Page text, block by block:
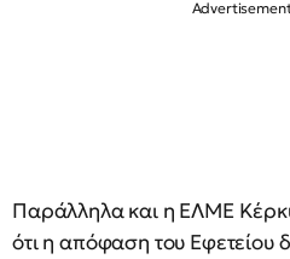
Παράλληλα και η ΕΛΜΕ
ότι η απόφαση του Εφετείου